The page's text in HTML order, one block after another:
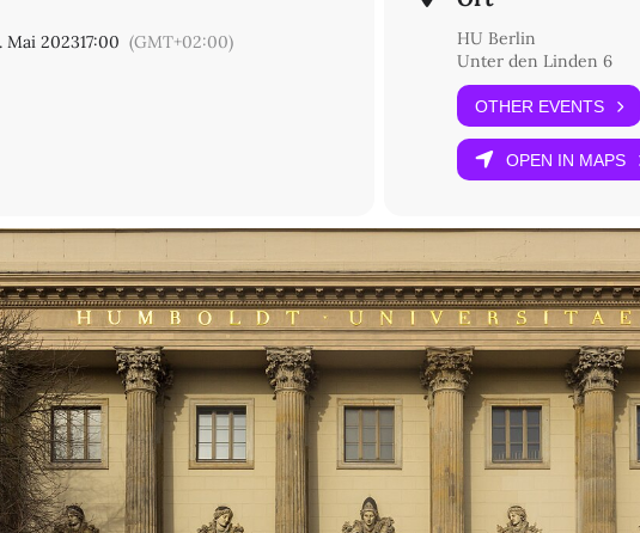
und Erzählgroll. Paul Heyses F.V.R.I.A.
Robiano: Ein treuloses Herz. George Sands Kritik an Gustave Flaubert
ungeheure Wirklichkeitstreue‘: Dante – Hegel – Auerbach
und Kontingenz
Die Grenzen des Realismus: Ethik und Poetik der Sorge (Keller, Coetzee,
Mazza: Milieutreue. Autosoziobiographik im Naturalismus
Wer soll das glauben? Über göttliche Wunder und profane Freundestreue in
Mai 202317:00 (GMT+02:00)
HU Berlin
Unter den Linden 6
OTHER EVENTS
OPEN IN MAPS